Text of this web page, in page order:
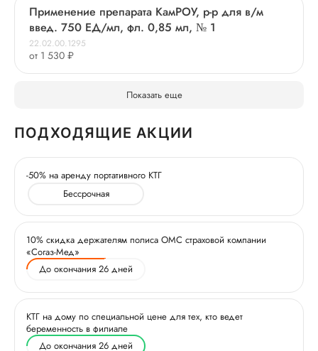
Применение препарата КамРОУ, р-р для в/м
введ. 750 ЕД/мл, фл. 0,85 мл, № 1
22.02.00.1295
от 1 530 ₽
Показать еще
ПОДХОДЯЩИЕ АКЦИИ
-50% на аренду портативного КТГ
Бессрочная
10% скидка держателям полиса ОМС страховой компании
«Согаз-Мед»
До окончания 26 дней
КТГ на дому по специальной цене для тех, кто ведет
беременность в филиале
До окончания 26 дней